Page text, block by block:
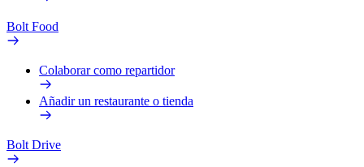
Bolt Food
Colaborar como repartidor
Añadir un restaurante o tienda
Bolt Drive